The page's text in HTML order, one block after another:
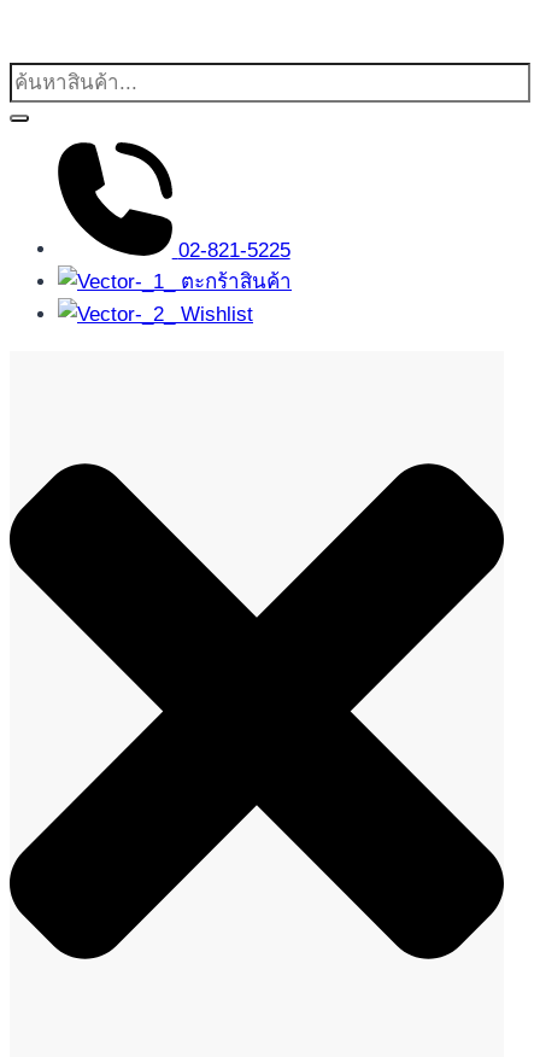
02-821-5225
ตะกร้าสินค้า
Wishlist